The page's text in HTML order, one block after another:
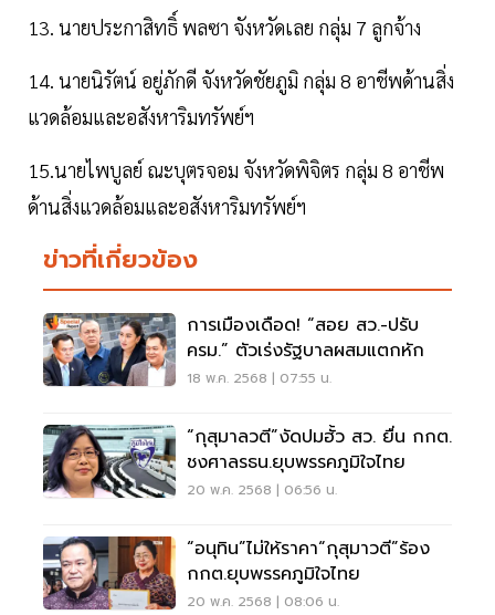
13. นายประกาสิทธิ์ พลซา จังหวัดเลย กลุ่ม 7 ลูกจ้าง
14. นายนิรัตน์ อยู่ภักดี จังหวัดชัยภูมิ กลุ่ม 8 อาชีพด้านสิ่ง
แวดล้อมและอสังหาริมทรัพย์ฯ
15.นายไพบูลย์ ณะบุตรจอม จังหวัดพิจิตร กลุ่ม 8 อาชีพ
ด้านสิ่งแวดล้อมและอสังหาริมทรัพย์ฯ
ข่าวที่เกี่ยวข้อง
การเมืองเดือด! “สอย สว.-ปรับ
ครม.” ตัวเร่งรัฐบาลผสมแตกหัก
18 พ.ค. 2568 | 07:55 น.
“กุสุมาลวตี”งัดปมฮั้ว สว. ยื่น กกต.
ชงศาลรธน.ยุบพรรคภูมิใจไทย
20 พ.ค. 2568 | 06:56 น.
“อนุทิน”ไม่ให้ราคา“กุสุมาวตี”ร้อง
กกต.ยุบพรรคภูมิใจไทย
20 พ.ค. 2568 | 08:06 น.